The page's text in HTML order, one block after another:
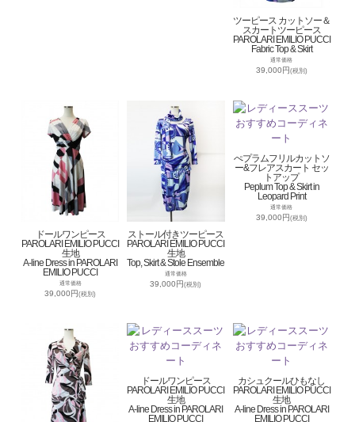
ツーピース カットソー＆
スカートツーピース
PAROLARI EMILIO PUCCI
Fabric Top & Skirt
通常価格
39,000円(税別)
ドールワンピース
PAROLARI EMILIO PUCCI
生地
A-line Dress in PAROLARI
EMILIO PUCCI
通常価格
39,000円(税別)
ストール付きツーピース
PAROLARI EMILIO PUCCI
生地
Top, Skirt & Stole Ensemble
通常価格
39,000円(税別)
ぺプラムフリルカットソ
ー&フレアスカート セッ
トアップ
Peplum Top & Skirt in
Leopard Print
通常価格
39,000円(税別)
ドールワンピース
PAROLARI EMILIO PUCCI
生地
A-line Dress in PAROLARI
EMILIO PUCCI
カシュクールひもなし
PAROLARI EMILIO PUCCI
生地
A-line Dress in PAROLARI
EMILIO PUCCI